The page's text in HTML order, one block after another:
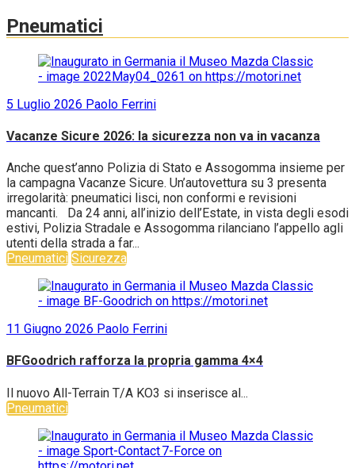
Pneumatici
5 Luglio 2026 Paolo Ferrini
Vacanze Sicure 2026: la sicurezza non va in vacanza
Anche quest’anno Polizia di Stato e Assogomma insieme per
la campagna Vacanze Sicure. Un’autovettura su 3 presenta
irregolarità: pneumatici lisci, non conformi e revisioni
mancanti. Da 24 anni, all’inizio dell’Estate, in vista degli esodi
estivi, Polizia Stradale e Assogomma rilanciano l’appello agli
utenti della strada a far...
Pneumatici Sicurezza
11 Giugno 2026 Paolo Ferrini
BFGoodrich rafforza la propria gamma 4×4
Il nuovo All-Terrain T/A KO3 si inserisce al...
Pneumatici